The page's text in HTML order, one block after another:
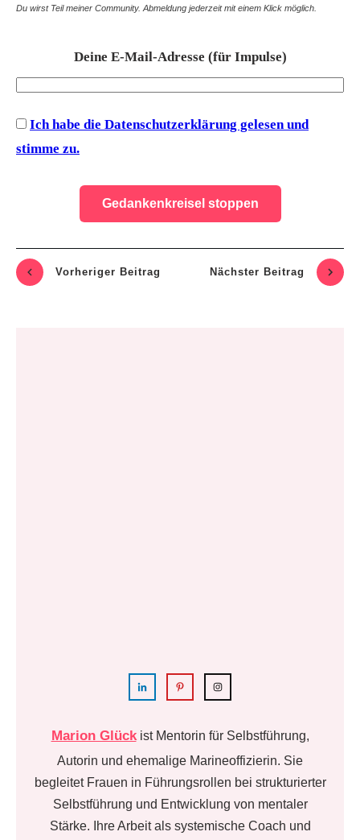
Du wirst Teil meiner Community. Abmeldung jederzeit mit einem Klick möglich.
Deine E-Mail-Adresse (für Impulse)
Ich habe die Datenschutzerklärung gelesen und
stimme zu.
Vorheriger Beitrag Nächster Beitrag
Marion Glückist Mentorin für Selbstführung,
Autorin und ehemalige Marineoffizierin. Sie
begleitet Frauen in Führungsrollen bei strukturierter
Selbstführung und Entwicklung von mentaler
Stärke. Ihre Arbeit als systemische Coach und